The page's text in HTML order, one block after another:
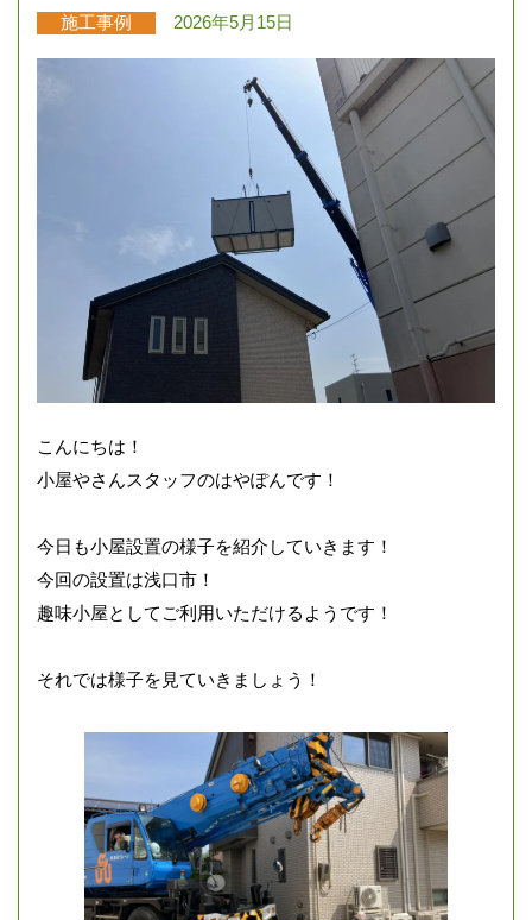
施工事例 2026年5月15日
こんにちは！
小屋やさんスタッフのはやぽんです！
今日も小屋設置の様子を紹介していきます！
今回の設置は浅口市！
趣味小屋としてご利用いただけるようです！
それでは様子を見ていきましょう！